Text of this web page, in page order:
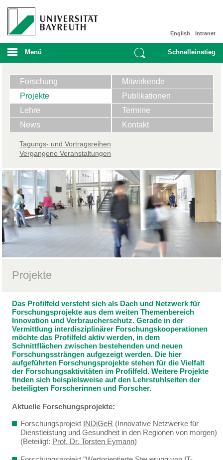
Intranet
English
Menü Schnelleinstieg
Forschung
Mitwirkende
Projekte
Publikationen
Lehre
Termine
News
Kontakt
Tagungs- und Vortragsreihen
Vergangene Veranstaltungen
Projekte
Das Profilfeld versteht sich als Dach und Netzwerk für
Forschungsprojekte aus dem weiten Themenbereich
Innovation und Verbraucherschutz. Gerade in der
Vermittlung interdisziplinärer Forschungskooperationen
möchte das Profilfeld aktiv werden, in dem
Schnittflächen zwischen bestehenden und neuen
Forschungssträngen aufgezeigt werden. Die hier
aufgeführten Forschungsprojekte stehen für die Vielfalt
der Forschungsaktivitäten im Profilfeld. Weitere Projekte
finden sich beispielsweise auf den Lehrstuhlseiten der
beteiligten Forscherinnen und Forscher.
Aktuelle Forschungsprojekte:
Forschungsprojekt INDiGeR (Innovative Netzwerke für
Dienstleistung und Gesundheit in den Regionen von morgen)
(Beteiligt: Prof. Dr. Torsten Eymann)